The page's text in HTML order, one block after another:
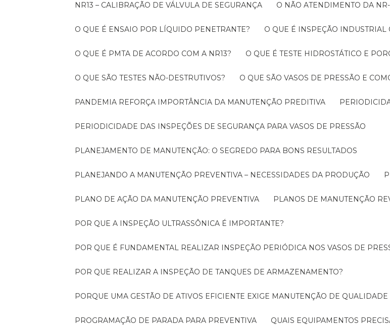
NR13 – CALIBRAÇÃO DE VÁLVULA DE SEGURANÇA O NÃO ATENDIMENTO DA
O QUE É ENSAIO POR LÍQUIDO PENETRANTE? O QUE É INSPEÇÃO
O QUE É PMTA DE ACORDO COM A NR13? O QUE É TESTE HIDROSTÁTICO E
O QUE SÃO TESTES NÃO-DESTRUTIVOS? O QUE SÃO VASOS DE PRESSÃO E
PANDEMIA REFORÇA IMPORTÂNCIA DA MANUTENÇÃO PREDITIVA
PERIODICIDADE DAS INSPEÇÕES DE SEGURANÇA PARA VASOS DE PRESSÃO
PLANEJAMENTO DE MANUTENÇÃO: O SEGREDO PARA BONS RESULTADOS
PLANEJANDO A MANUTENÇÃO PREVENTIVA – NECESSIDADES DA PRODUÇÃO
PLANO DE AÇÃO DA MANUTENÇÃO PREVENTIVA PLANOS DE MANUTENÇÃO
POR QUE A INSPEÇÃO ULTRASSÔNICA É IMPORTANTE?
POR QUE É FUNDAMENTAL REALIZAR INSPEÇÃO PERIÓDICA NOS VASOS DE
POR QUE REALIZAR A INSPEÇÃO DE TANQUES DE ARMAZENAMENTO?
PORQUE UMA GESTÃO DE ATIVOS EFICIENTE EXIGE MANUTENÇÃO DE QUALIDADE
PROGRAMAÇÃO DE PARADA PARA PREVENTIVA QUAIS EQUIPAMENTOS